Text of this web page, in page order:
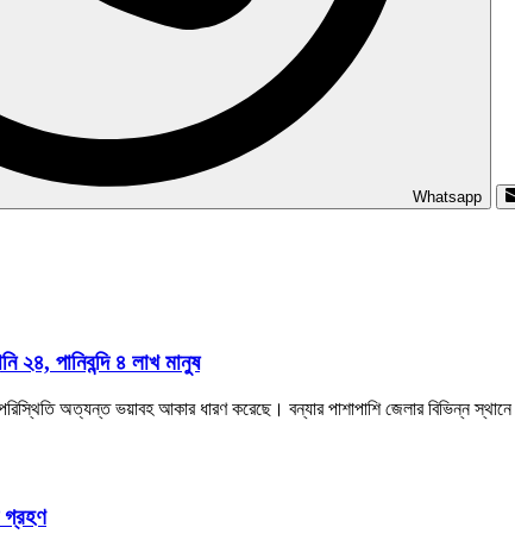
Whatsapp
২৪, পানিবন্দি ৪ লাখ মানুষ
পরিস্থিতি অত্যন্ত ভয়াবহ আকার ধারণ করেছে। বন্যার পাশাপাশি জেলার বিভিন্ন
গ্রহণ